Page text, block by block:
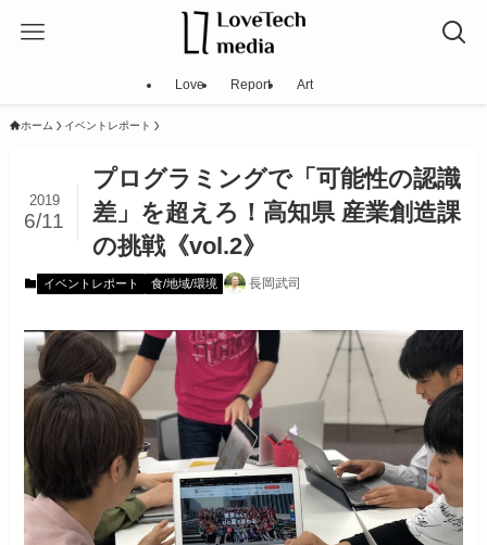
Love Report Art
ホーム イベントレポート
プログラミングで「可能性の認識
差」を超えろ！高知県 産業創造課
の挑戦《vol.2》
2019
6/11
イベントレポート 食/地域/環境 長岡武司